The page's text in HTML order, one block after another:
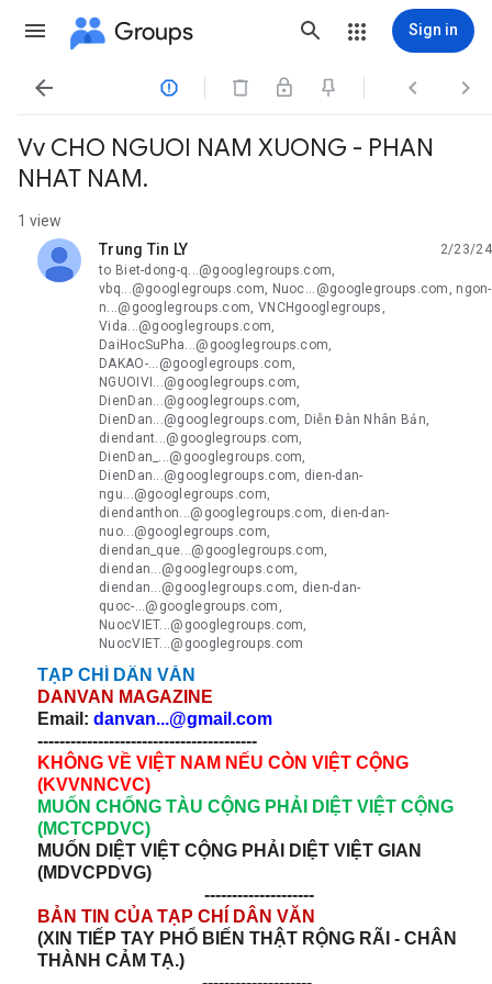
Groups Sign in
   
Vv CHO NGUOI NAM XUONG - PHAN
NHAT NAM.
1 view
Trung Tin LY
unread,
2/23/24
to Biet-dong-q...@googlegroups.com,
vbq...@googlegroups.com, Nuoc...@googlegroups.com, ngon-
n...@googlegroups.com, VNCHgooglegroups,
Vida...@googlegroups.com,
DaiHocSuPha...@googlegroups.com,
DAKAO-...@googlegroups.com,
NGUOIVI...@googlegroups.com,
DienDan...@googlegroups.com,
DienDan...@googlegroups.com, Diễn Đàn Nhân Bản,
diendant...@googlegroups.com,
DienDan_...@googlegroups.com,
DienDan...@googlegroups.com, dien-dan-
ngu...@googlegroups.com,
diendanthon...@googlegroups.com, dien-dan-
nuo...@googlegroups.com,
diendan_que...@googlegroups.com,
diendan...@googlegroups.com,
diendan...@googlegroups.com, dien-dan-
quoc-...@googlegroups.com,
NuocVIET...@googlegroups.com,
NuocVIET...@googlegroups.com
TẠP CHÍ DÂN VĂN
DANVAN MAGAZINE
Email: danvan...@gmail.com
----------------------------------------
KHÔNG VỀ VIỆT NAM NẾU CÒN VIỆT CỘNG
(KVVNNCVC)
MUỐN CHỐNG TÀU CỘNG PHẢI DIỆT VIỆT CỘNG
(MCTCPDVC)
MUỐN DIỆT VIỆT CỘNG PHẢI DIỆT VIỆT GIAN
(MDVCPDVG)
--------------------
BẢN TIN CỦA TẠP CHÍ DÂN VĂN
(XIN TIẾP TAY PHỔ BIẾN THẬT RỘNG RÃI - CHÂN
THÀNH CẢM TẠ.)